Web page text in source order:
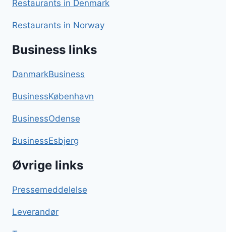
Restaurants in Denmark
Restaurants in Norway
Business links
DanmarkBusiness
BusinessKøbenhavn
BusinessOdense
BusinessEsbjerg
Øvrige links
Pressemeddelelse
Leverandør